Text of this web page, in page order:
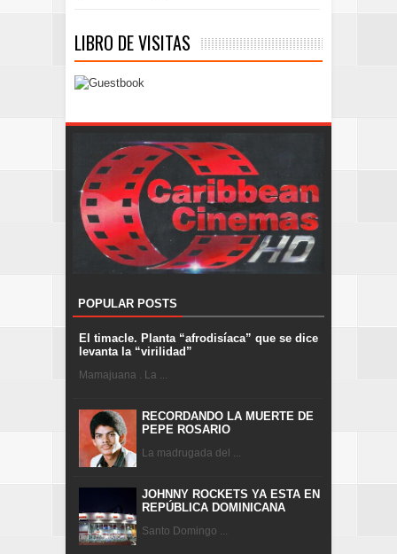
LIBRO DE VISITAS
POPULAR POSTS
El timacle. Planta “afrodisíaca” que se dice
levanta la “virilidad”
Mamajuana . La ...
RECORDANDO LA MUERTE DE
PEPE ROSARIO
La madrugada del ...
JOHNNY ROCKETS YA ESTA EN
REPÚBLICA DOMINICANA
Santo Domingo ...